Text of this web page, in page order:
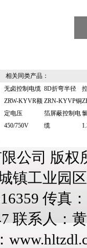
相关同类产品：
无卤控制电缆
ZRW-KYVR额
定电压
450/750V
8D折弯半径
ZRN-KYVP铜
箔屏蔽控制电
缆
公司 版权
镇工业园
传真
联系人：